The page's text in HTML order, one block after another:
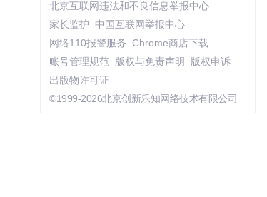
北京互联网违法和不良信息举报中心
家长监护
中国互联网举报中心
网络110报警服务 Chrome商店下载
账号管理规范
版权与免责声明
版权申诉
出版物许可证
©1999-2026北京创新乐知网络技术有限公司